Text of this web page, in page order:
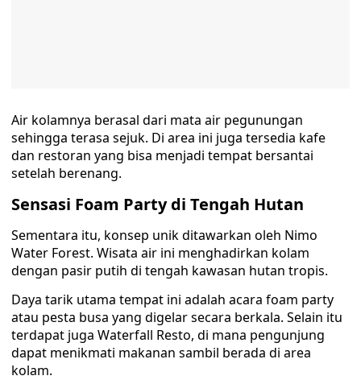
Air kolamnya berasal dari mata air pegunungan
sehingga terasa sejuk. Di area ini juga tersedia kafe
dan restoran yang bisa menjadi tempat bersantai
setelah berenang.
Sensasi Foam Party di Tengah Hutan
Sementara itu, konsep unik ditawarkan oleh Nimo
Water Forest. Wisata air ini menghadirkan kolam
dengan pasir putih di tengah kawasan hutan tropis.
Daya tarik utama tempat ini adalah acara foam party
atau pesta busa yang digelar secara berkala. Selain itu
terdapat juga Waterfall Resto, di mana pengunjung
dapat menikmati makanan sambil berada di area
kolam.